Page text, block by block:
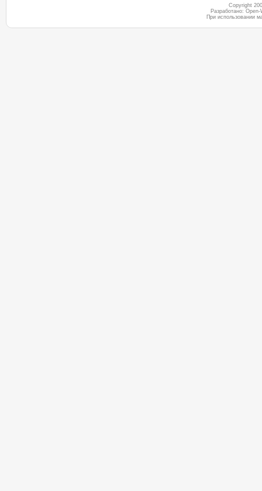
Copyright
Разработано:
При использовании